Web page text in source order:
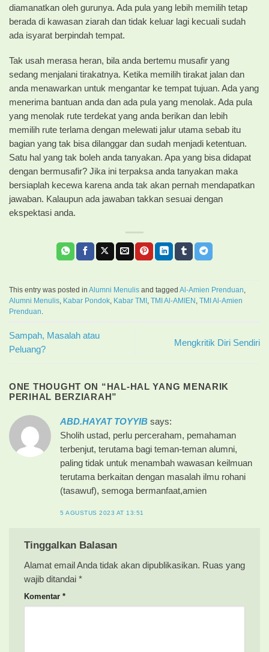
diamanatkan oleh gurunya. Ada pula yang lebih memilih tetap
berada di kawasan ziarah dan tidak keluar lagi kecuali sudah
ada isyarat berpindah tempat.
Tak usah merasa heran, bila anda bertemu musafir yang
sedang menjalani tirakatnya. Ketika memilih tirakat jalan dan
anda menawarkan untuk mengantar ke tempat tujuan. Ada yang
menerima bantuan anda dan ada pula yang menolak. Ada pula
yang menolak rute terdekat yang anda berikan dan lebih
memilih rute terlama dengan melewati jalur utama sebab itu
bagian yang tak bisa dilanggar dan sudah menjadi ketentuan.
Satu hal yang tak boleh anda tanyakan. Apa yang bisa didapat
dengan bermusafir? Jika ini terpaksa anda tanyakan maka
bersiaplah kecewa karena anda tak akan pernah mendapatkan
jawaban. Kalaupun ada jawaban takkan sesuai dengan
ekspektasi anda.
This entry was posted in Alumni Menulis and tagged Al-Amien Prenduan
Alumni Menulis
Kabar Pondok Kabar TMI TMI Al-AMIEN
TMI Al-Amien
Prenduan
Sampah, Masalah atau
Peluang?
Mengkritik Diri Sendiri
ONE THOUGHT ON “HAL-HAL YANG MENARIK
PERIHAL BERZIARAH”
ABD.HAYAT TOYYIB says:
Sholih ustad, perlu perceraham, pemahaman
terbenjut, terutama bagi teman-teman alumni,
paling tidak untuk menambah wawasan keilmuan
terutama berkaitan dengan masalah ilmu rohani
(tasawuf), semoga bermanfaat,amien
5 AGUSTUS 2023 AT 13:51
Tinggalkan Balasan
Alamat email Anda tidak akan dipublikasikan. Ruas yang
wajib ditandai *
Komentar *